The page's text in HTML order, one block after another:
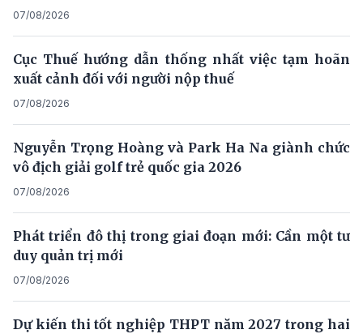
07/08/2026
Cục Thuế hướng dẫn thống nhất việc tạm hoãn
xuất cảnh đối với người nộp thuế
07/08/2026
Nguyễn Trọng Hoàng và Park Ha Na giành chức
vô địch giải golf trẻ quốc gia 2026
07/08/2026
Phát triển đô thị trong giai đoạn mới: Cần một tư
duy quản trị mới
07/08/2026
Dự kiến thi tốt nghiệp THPT năm 2027 trong hai